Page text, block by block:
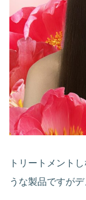
トリートメント
うな製品ですが